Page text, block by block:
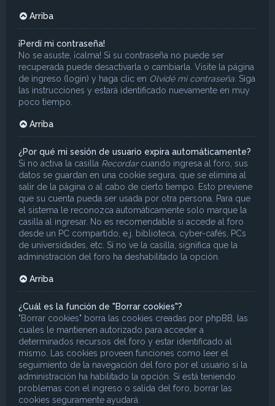
Arriba
¡Perdí mi contraseña!
No se asuste, ¡calma! Si su contraseña no puede ser
recuperada puede desactivarla o cambiarla. Visite la página
de ingreso (login) y haga clic en Olvidé mi contraseña . Siga
las instrucciones y estará identificado nuevamente en muy
poco tiempo.
Arriba
¿Por qué mi sesión de usuario expira automáticamente?
Si no activa la casilla Recordarcuando ingresa al foro, sus
datos se guardan en una cookie segura, que se elimina al
salir de la página o al cabo de cierto tiempo. Esto previene
que su cuenta pueda ser usada por otra persona. Para que
el sistema le reconozca automáticamente solo marque la
casilla al ingresar. No es recomendable si accede al foro
desde un PC compartido, e.j. biblioteca, cyber-cafés, PCs
de universidades, etc. Si no ve la casilla, significa que la
administración del foro ha deshabilitado la opción.
Arriba
¿Cuál es la función de "Borrar cookies"?
"Borrar cookies" borra las cookies creadas por phpBB, las
cuales le mantienen autorizado para acceder a
determinados recursos del foro y estar identificado al
mismo. Las cookies proveen funciones como leer el
seguimiento de la navegación del foro por el usuario si la
administración ha habilitado la opción. Si está teniendo
problemas con el ingreso o salida del foro, borrar las
cookies seguramente ayudará.